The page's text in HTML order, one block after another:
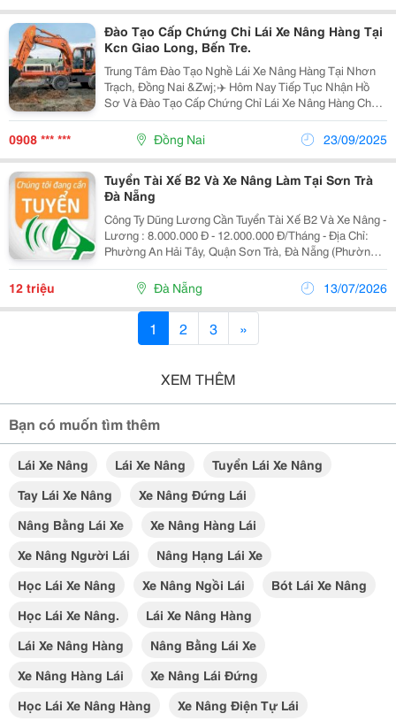
Đào Tạo Cấp Chứng Chỉ Lái Xe Nâng Hàng Tại
Kcn Giao Long, Bến Tre.
Trung Tâm Đào Tạo Nghề Lái Xe Nâng Hàng Tại Nhơn
Trạch, Đồng Nai &Zwj;✈️ Hôm Nay Tiếp Tục Nhận Hồ
Sơ Và Đào Tạo Cấp Chứng Chỉ Lái Xe Nâng Hàng Cho
Học Viên Tại Chi Nhánh Long Thành-Đồng Nai.❤️ Bạn
Trao Tôi Niềm Tin- Tôi Gửi Bạn 100% Sự Hài...
0908 *** *** Đồng Nai 23/09/2025
Tuyển Tài Xế B2 Và Xe Nâng Làm Tại Sơn Trà
Đà Nẵng
Công Ty Dũng Lương Cần Tuyển Tài Xế B2 Và Xe Nâng -
Lương : 8.000.000 Đ - 12.000.000 Đ/Tháng - Địa Chỉ:
Phường An Hải Tây, Quận Sơn Trà, Đà Nẵng (Phường
An Hải, Tp Đà Nẵng Mới) - Cần Phụ Xe, Tài Xế Bằng B2
, Lái Xe Nâng Công Việc Ổn Định...
12 triệu Đà Nẵng 13/07/2026
1 2 3 »
XEM THÊM
Bạn có muốn tìm thêm
Lái Xe Nâng Lái Xe Nâng
Tuyển Lái Xe Nâng
Tay Lái Xe Nâng
Xe Nâng Đứng Lái
Nâng Bằng Lái Xe
Xe Nâng Hàng Lái
Xe Nâng Người Lái
Nâng Hạng Lái Xe
Học Lái Xe Nâng
Xe Nâng Ngồi Lái
Bót Lái Xe Nâng
Học Lái Xe Nâng.
Lái Xe Nâng Hàng
Lái Xe Nâng Hàng
Nâng Bằng Lái Xe
Xe Nâng Hàng Lái
Xe Nâng Lái Đứng
Học Lái Xe Nâng Hàng
Xe Nâng Điện Tự Lái